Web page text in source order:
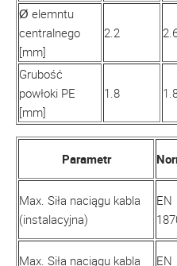
Ø elemntu
centralnego
[mm]
2.2
Grubość
powłoki PE
[mm]
1.8
Parametr
Max. Siła naciągu kabla
(instalacyjna)
EN
Max. Siła naciągu kabla
EN